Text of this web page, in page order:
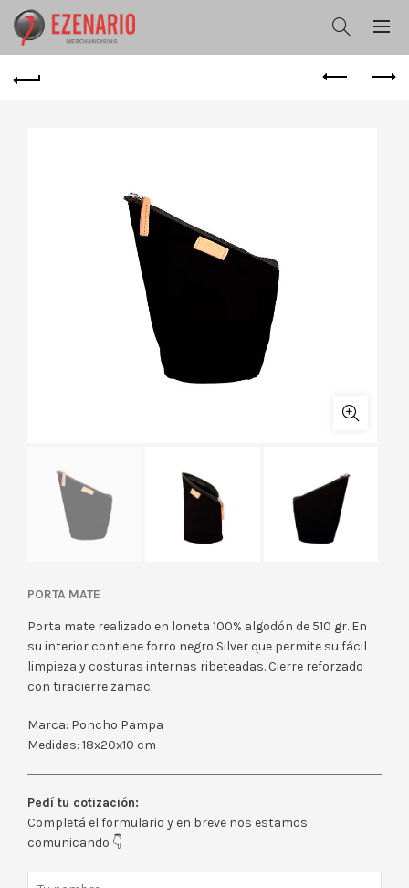
Porta Mate
Porta mate realizado en loneta 100% algodón de 510 gr. En
su interior contiene forro negro Silver que permite su fácil
limpieza y costuras internas ribeteadas. Cierre reforzado
con tiracierre zamac.
Marca: Poncho Pampa
Medidas: 18x20x10 cm
Pedí tu cotización:
Completá el formulario y en breve nos estamos
comunicando 👇